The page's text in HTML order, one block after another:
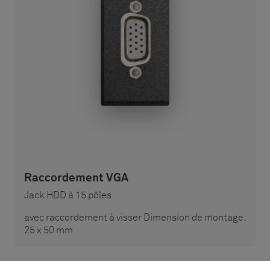
Raccordement VGA
Jack HDD à 15 pôles
avec raccordement à visser Dimension de montage:
25 x 50 mm